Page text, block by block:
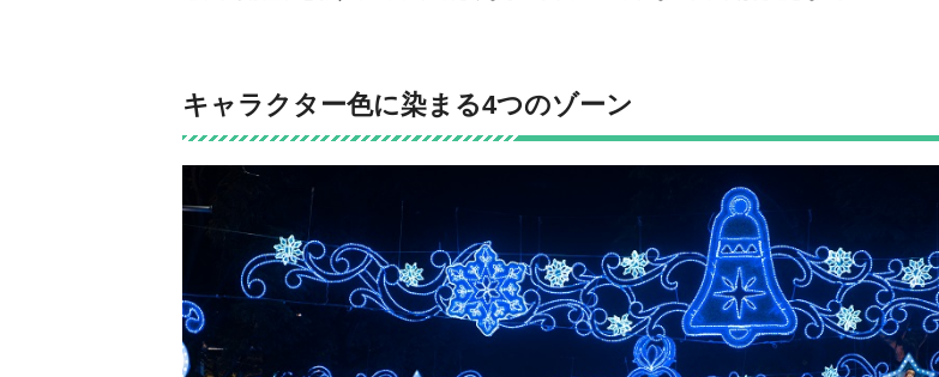
キャラクター色に染まる4つのゾーン